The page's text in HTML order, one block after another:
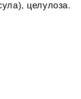
целулоза.